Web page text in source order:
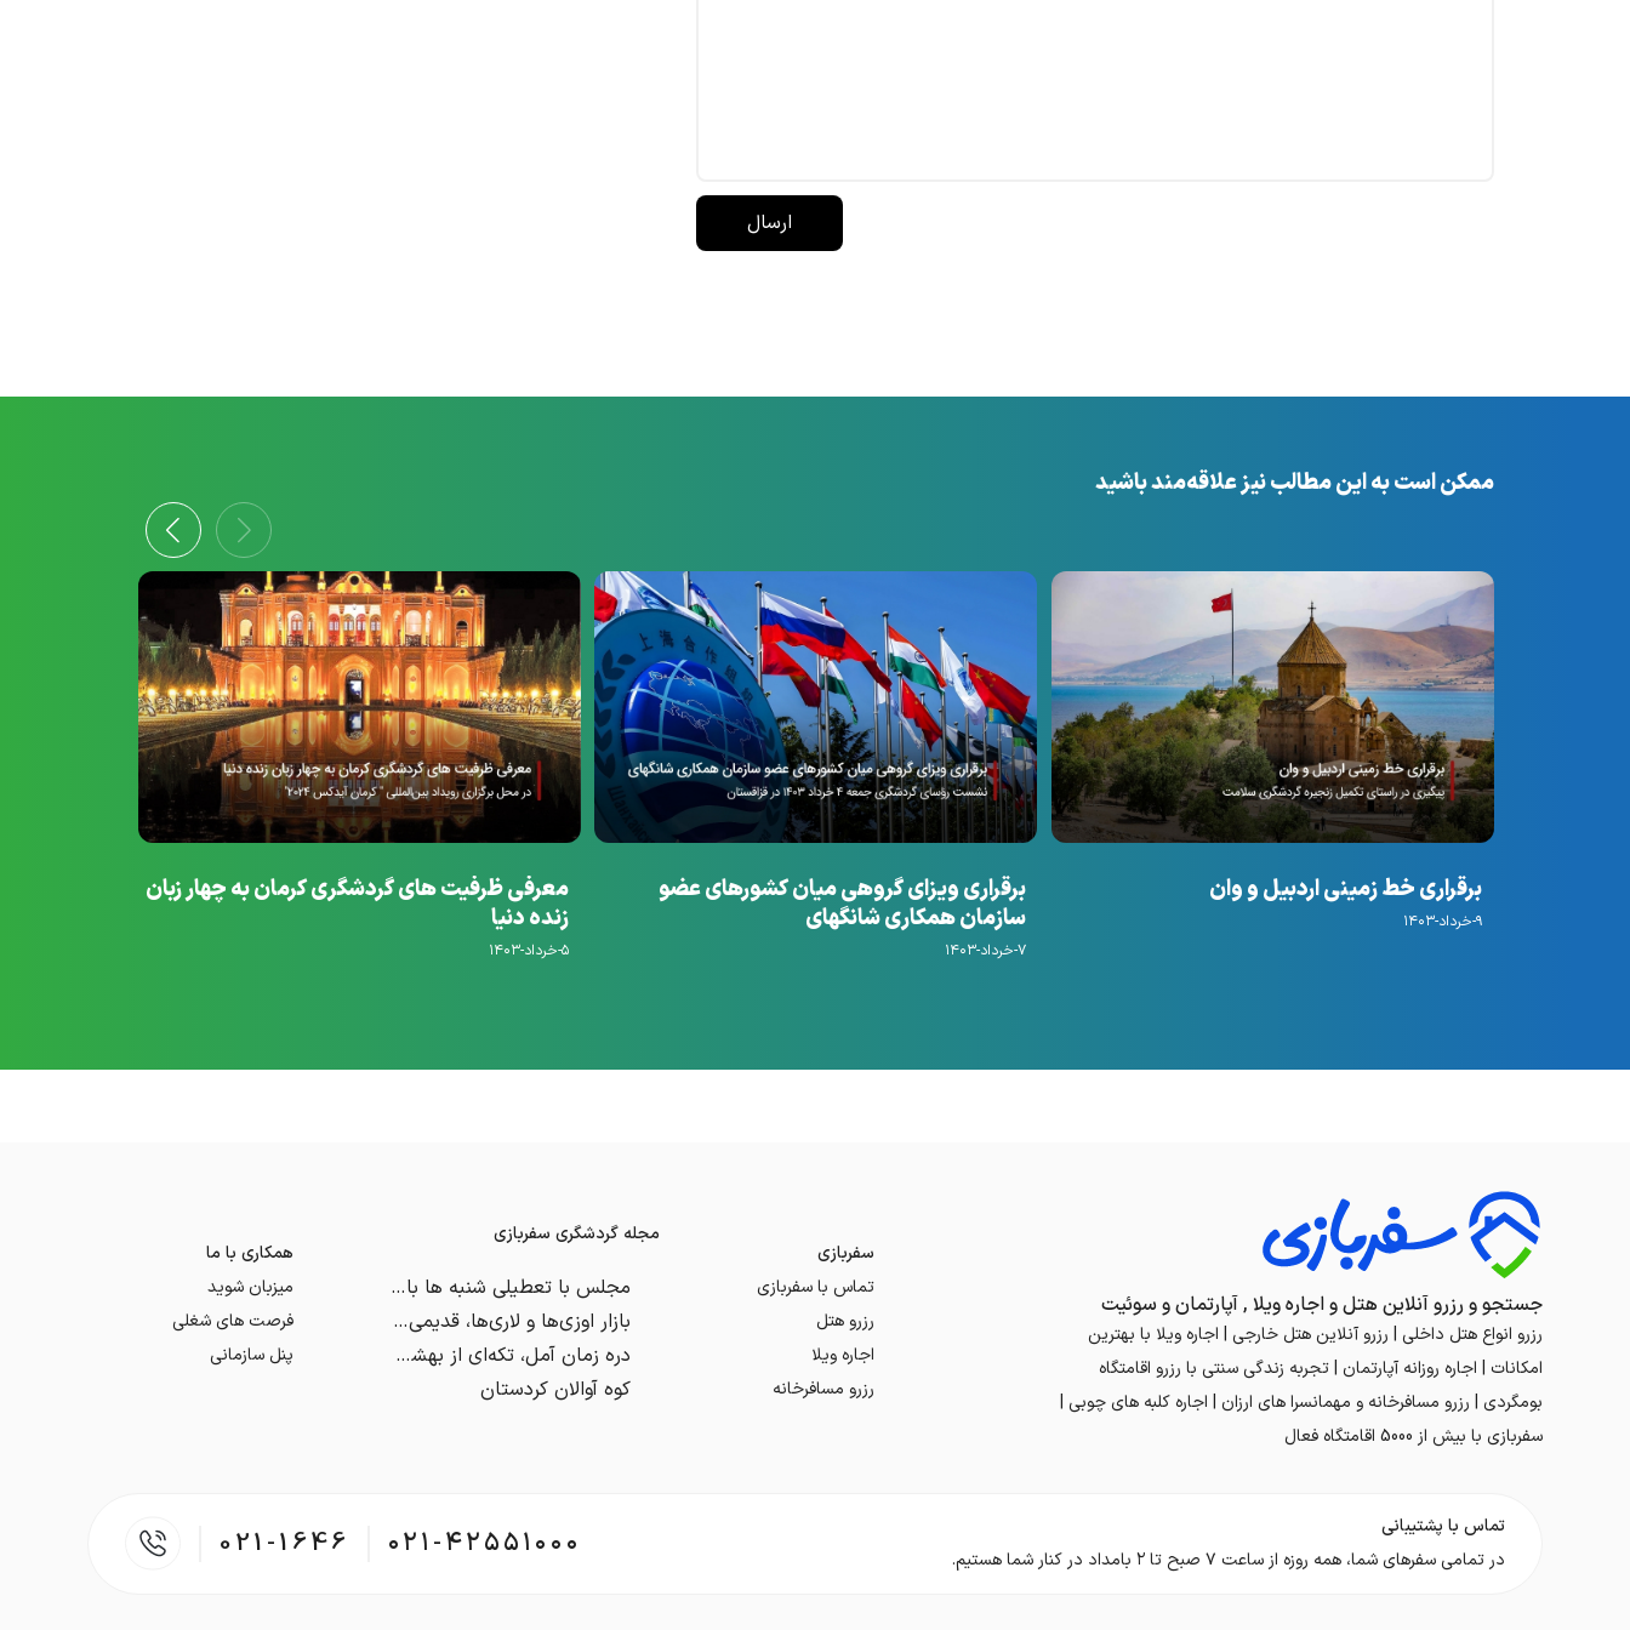
ممکن است به این مطالب نیز علاقه‌مند باشید
برقراری خط زمینی اردبیل و وان
۹-خرداد-۱۴۰۳
برقراری ویزای گروهی میان کشورهای عضو
سازمان همکاری شانگهای
۷-خرداد-۱۴۰۳
معرفی ظرفیت های گردشگری کرمان به چهار زبان
زنده دنیا
۵-خرداد-۱۴۰۳
جستجو و رزرو آنلاین هتل و اجاره ویلا , آپارتمان و سوئیت
رزرو انواع هتل داخلی | رزرو آنلاین هتل خارجی | اجاره ویلا با بهترین
امکانات | اجاره روزانه آپارتمان | تجربه زندگی سنتی با رزرو اقامتگاه
بومگردی | رزرو مسافرخانه و مهمانسرا های ارزان | اجاره کلبه های چوبی |
سفربازی با بیش از 5000 اقامتگاه فعال
سفربازی
تماس با سفربازی
رزرو هتل
اجاره ویلا
رزرو مسافرخانه
مجله گردشگری سفربازی
مجلس با تعطیلی شنبه‌ ها بالاخره موافقت کرد
بازار اوزی‌ها و لاری‌ها، قدیمی اما با ابهت!
دره زمان آمل، تکه‌ای از بهشت در دل پلور
کوه آوالان کردستان
همکاری با ما
میزبان شوید
فرصت های شغلی
پنل سازمانی
تماس با پشتیبانی
در تمامی سفر‌های شما، همه روزه از ساعت ۷ صبح تا ۲ بامداد در کنار شما هستیم.
۰۲۱-۴۲۵۵۱۰۰۰ 021-1646